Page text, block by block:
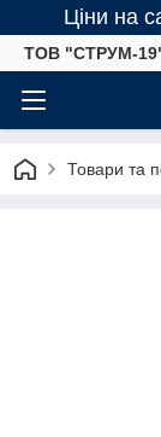
Ціни на
ТОВ "СТРУМ-
Товари та